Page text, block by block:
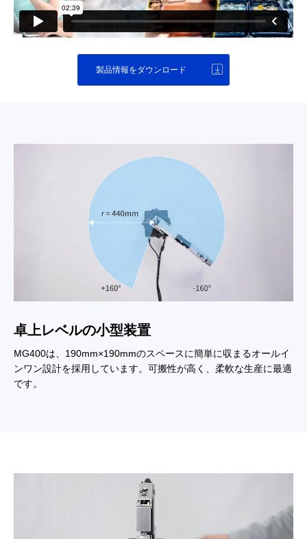
製品情報をダウンロード
卓上レベルの小型装置
MG400は、190mm×190mmのスペースに簡単に収まるオールイ
ンワン設計を採用しています。可搬性が高く、柔軟な生産に最適
です。